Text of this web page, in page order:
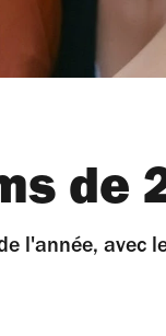
de
l'année, avec